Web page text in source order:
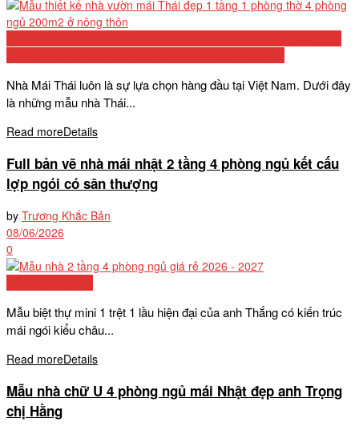
Nhà Mái Thái luôn là sự lựa chọn hàng đầu tại Việt Nam. Dưới đây
là những mẫu nhà Thái...
Read moreDetails
Full bản vẽ nhà mái nhật 2 tầng 4 phòng ngủ kết cấu
lợp ngói có sân thượng
by Trương Khắc Bản
08/06/2026
0
Mẫu biệt thự mini 1 trệt 1 lầu hiện đại của anh Thắng có kiến trúc
mái ngói kiểu châu...
Read moreDetails
Mẫu nhà chữ U 4 phòng ngủ mái Nhật đẹp anh Trọng
chị Hằng